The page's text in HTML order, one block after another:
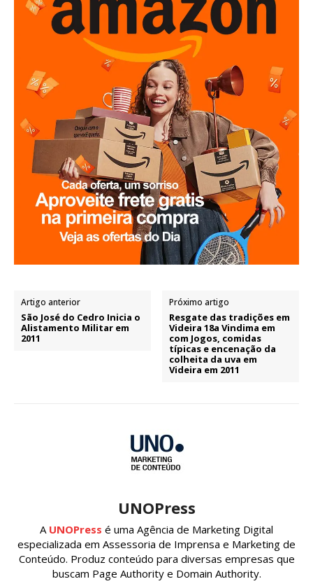
Artigo anterior
São José do Cedro Inicia o
Alistamento Militar em
2011
Próximo artigo
Resgate das tradições em
Videira 18a Vindima em
com Jogos, comidas
típicas e encenação da
colheita da uva em
Videira em 2011
UNOPress
A UNOPress é uma Agência de Marketing Digital
especializada em Assessoria de Imprensa e Marketing de
Conteúdo. Produz conteúdo para diversas empresas que
buscam Page Authority e Domain Authority.